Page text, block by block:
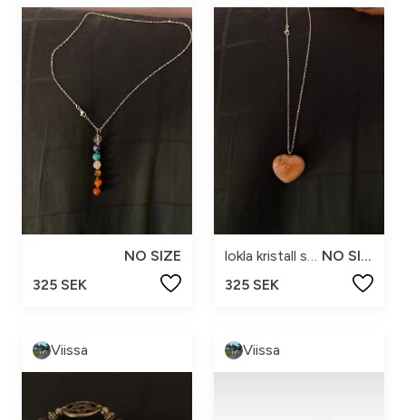
NO SIZE
325 SEK
lokla kristall shop
NO SIZE
325 SEK
Viissa Viissa